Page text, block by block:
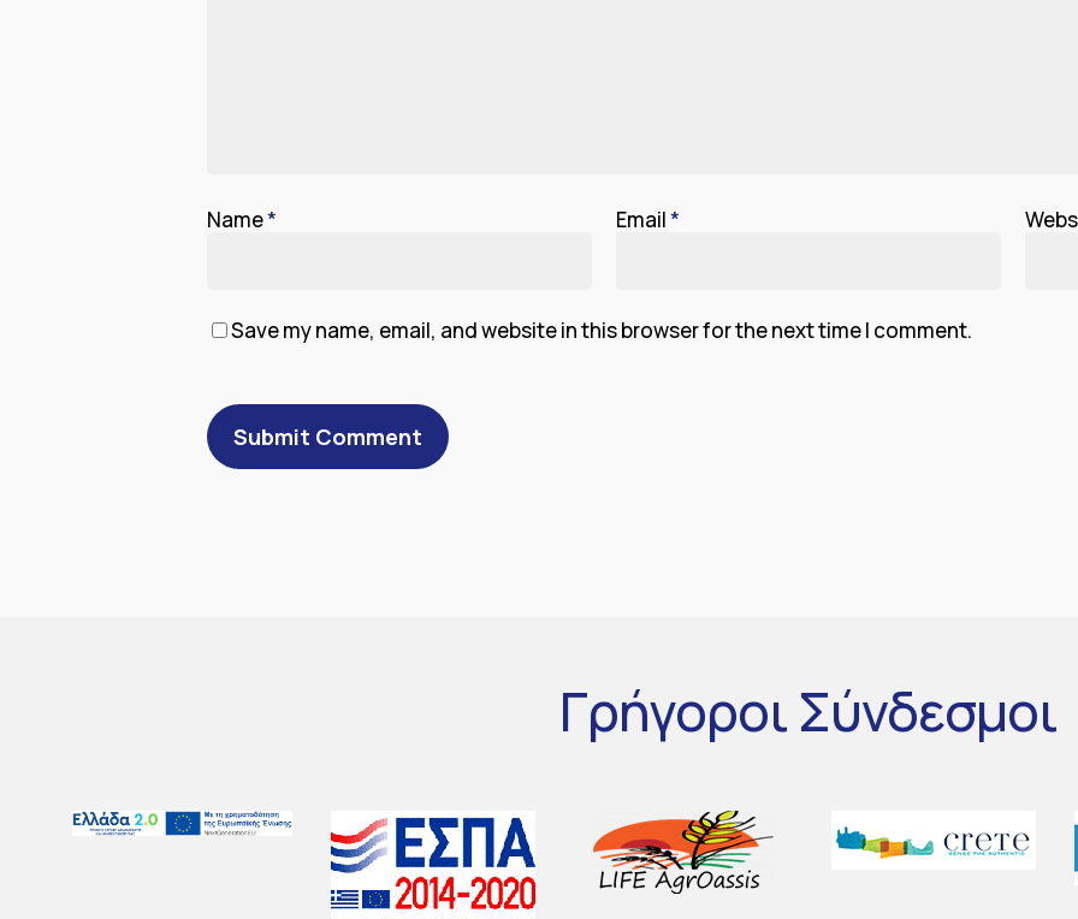
Name* Email*
Save my name, email, and website in this browser for the next time I comment.
Γρήγοροι Σύνδεσμοι